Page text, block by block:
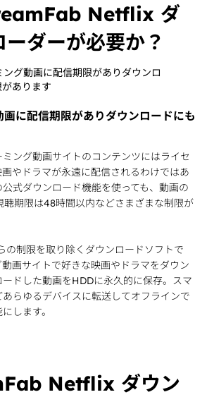
Netflix ダ
ーダーが必要か？
に配信期限がありダウンロードにも
ング動画サイトのコンテンツにはライセ
やドラマが永遠に配信されるわけではあ
式ダウンロード機能を使っても、動画の
聴期限は48時間以内などさまざまな制限が
制限を取り除くダウンロードソフトで
画サイトで好きな映画やドラマをダウン
ドした動画をHDDに永久的に保存。スマ
らゆるデバイスに転送してオフラインで
します。
Netflix ダウン